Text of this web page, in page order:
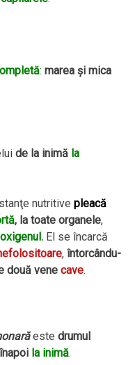
: marea şi mica
de la inimă la
nutritivepleacă
, la toate organele,
oxigenul. El se încarcă
,întorcându-
două venecave.
estedrumul
înapoi la inimă.